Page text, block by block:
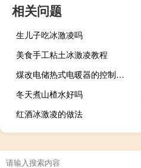
相关问题
生儿子吃冰激凌吗
美食手工粘土冰激凌教程
煤改电储热式电暖器的控制器用法（煤改电储热式电暖器）
冬天煮山楂水好吗
红酒冰激凌的做法